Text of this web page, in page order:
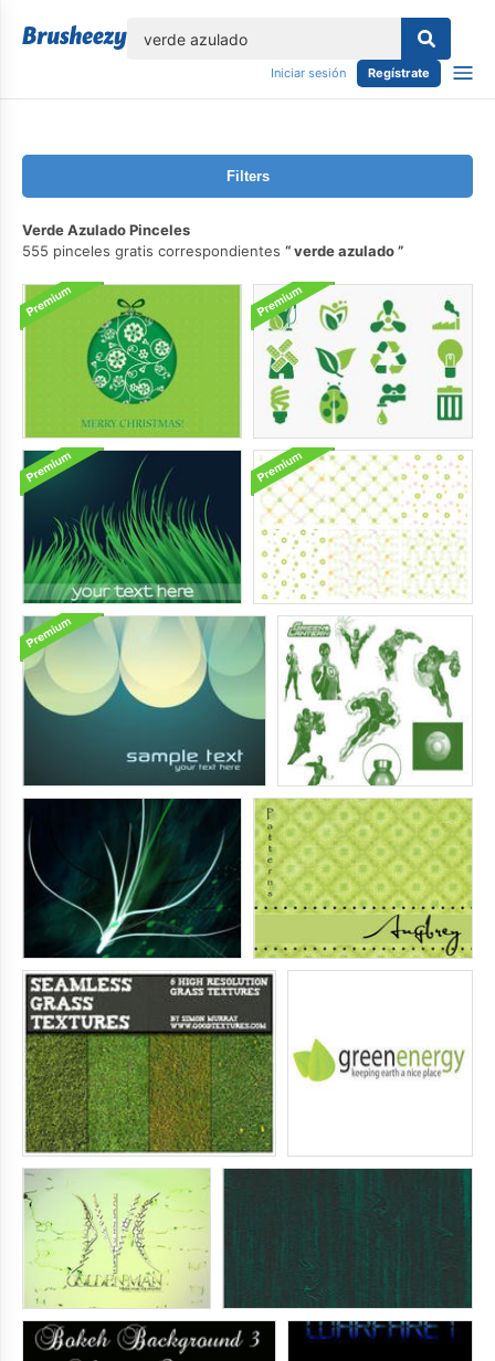
Iniciar sesión Regístrate
Filters
Verde Azulado Pinceles
555 pinceles gratis correspondientes
verde azulado